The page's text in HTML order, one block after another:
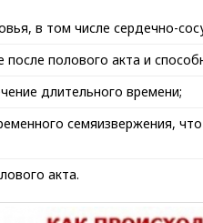
в том числе сердечно-
после полового акта и
длительного времени;
семяизвержения,
акта.